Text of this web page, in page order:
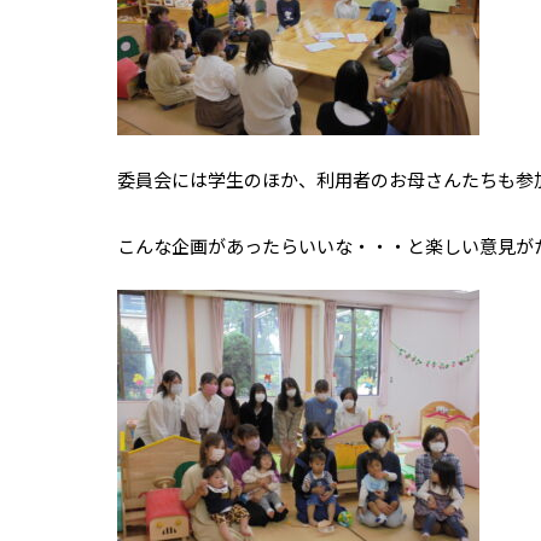
委員会には学生のほか、利用者のお母さんたちも参
こんな企画があったらいいな・・・と楽しい意見が